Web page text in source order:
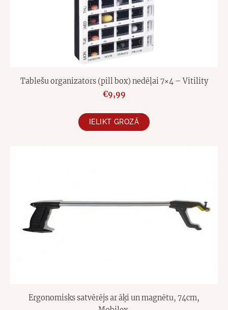
Tablešu organizators (pill box) nedēļai 7×4 – Vitility
€9,99
IELIKT GROZĀ
Ergonomisks satvērējs ar āķi un magnētu, 74cm,